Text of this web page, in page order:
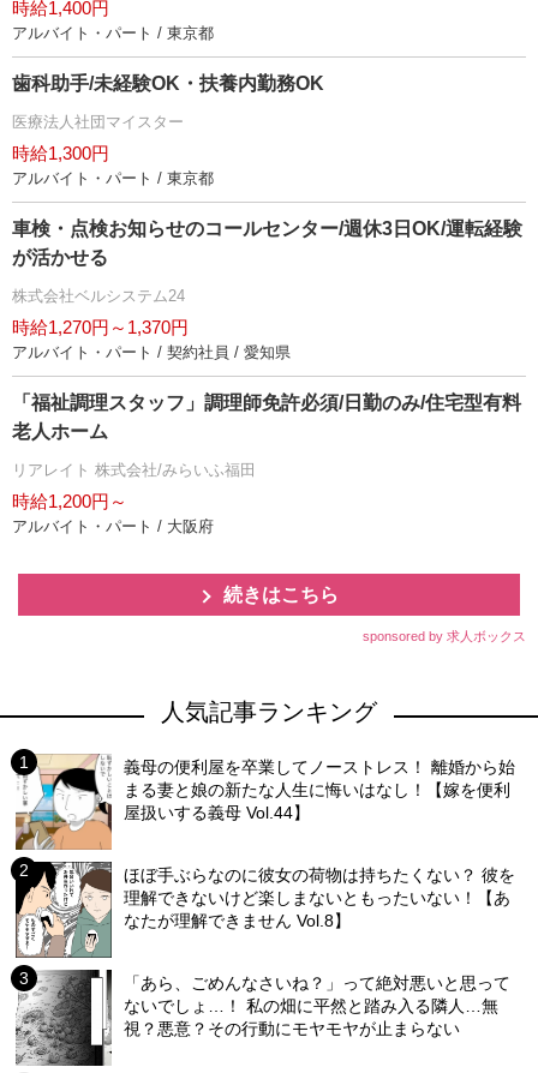
時給1,400円
アルバイト・パート / 東京都
歯科助手/未経験OK・扶養内勤務OK
医療法人社団マイスター
時給1,300円
アルバイト・パート / 東京都
車検・点検お知らせのコールセンター/週休3日OK/運転経験
が活かせる
株式会社ベルシステム24
時給1,270円～1,370円
アルバイト・パート / 契約社員 / 愛知県
「福祉調理スタッフ」調理師免許必須/日勤のみ/住宅型有料
老人ホーム
リアレイト 株式会社/みらいふ福田
時給1,200円～
アルバイト・パート / 大阪府
続きはこちら
sponsored by 求人ボックス
人気記事ランキング
義母の便利屋を卒業してノーストレス！ 離婚から始
まる妻と娘の新たな人生に悔いはなし！【嫁を便利
屋扱いする義母 Vol.44】
ほぼ手ぶらなのに彼女の荷物は持ちたくない？ 彼を
理解できないけど楽しまないともったいない！【あ
なたが理解できません Vol.8】
「あら、ごめんなさいね？」って絶対悪いと思って
ないでしょ…！ 私の畑に平然と踏み入る隣人…無
視？悪意？その行動にモヤモヤが止まらない